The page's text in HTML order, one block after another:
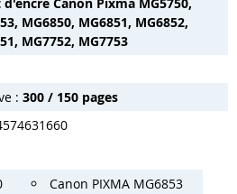
MG6850, MG6851, MG6852,
MG7752, MG7753
: 300 / 150 pages
Canon PIXMA MG6853